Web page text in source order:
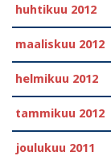
huhtikuu 2012
maaliskuu 2012
helmikuu 2012
tammikuu 2012
joulukuu 2011